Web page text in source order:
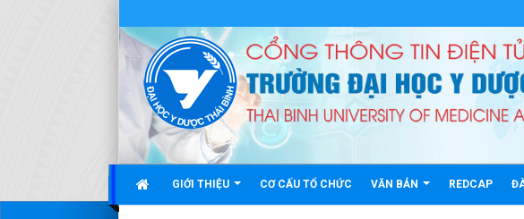
GIỚI THIỆU CƠ CẤU TỔ CHỨC VĂN BẢN REDCAP